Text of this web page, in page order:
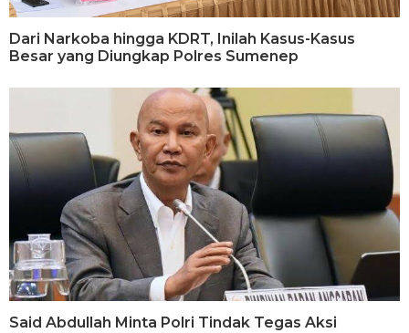
Dari Narkoba hingga KDRT, Inilah Kasus-Kasus
Besar yang Diungkap Polres Sumenep
Said Abdullah Minta Polri Tindak Tegas Aksi